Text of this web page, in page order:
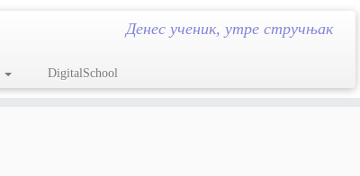
Денес ученик, утре стручњак
DigitalSchool